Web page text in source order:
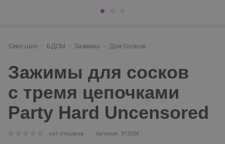
Секс шоп БДСМ Зажимы Для Сосков
Зажимы для сосков
с тремя цепочками
Party Hard Uncensored
нет отзывов Артикул: 913334